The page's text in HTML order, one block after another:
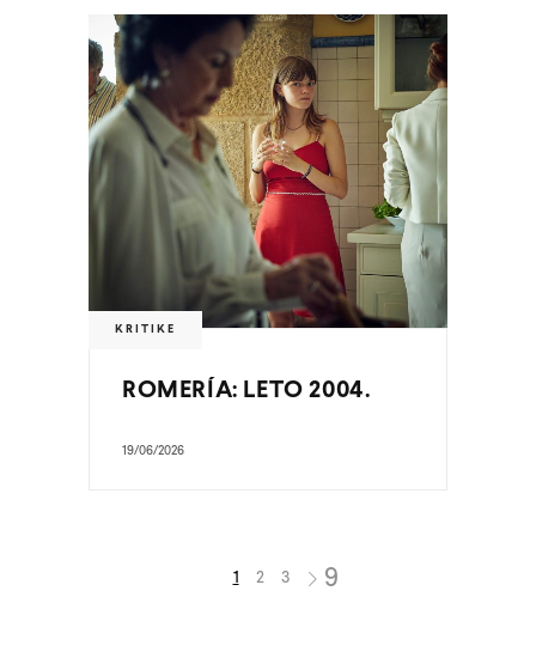
KRITIKE
ROMERÍA: LETO 2004.
19/06/2026
1 2 3